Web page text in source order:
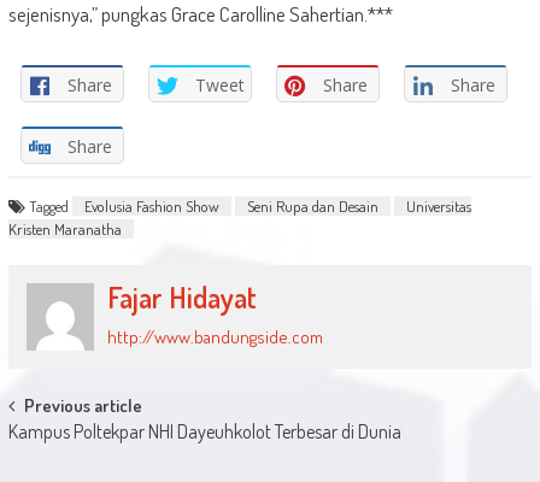
sejenisnya,” pungkas Grace Carolline Sahertian.***
Share Tweet Share Share
Share
Tagged Evolusia Fashion Show Seni Rupa dan Desain
Universitas
Kristen Maranatha
Fajar Hidayat
http://www.bandungside.com
Post
navigation
Previous article
Kampus Poltekpar NHI Dayeuhkolot Terbesar di Dunia